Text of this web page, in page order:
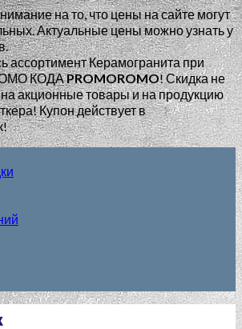
на то, что цены на сайте могут
Актуальные цены можно узнать у
ассортимент Керамогранита при
КОДАPROMOROMO!Скидка не
акционные товары и на продукцию
Купон действует в